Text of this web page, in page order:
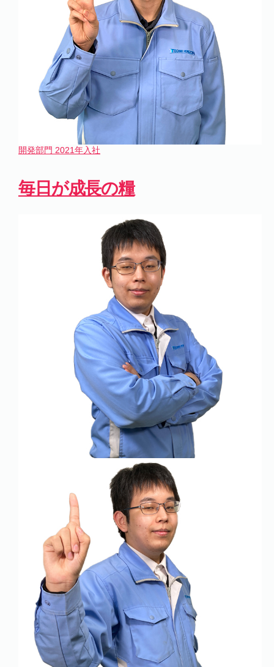
開発部門 2021年入社
毎日が成長の糧